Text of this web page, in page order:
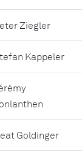
Ziegler
Kappeler
Goldinger